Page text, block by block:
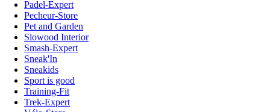
Padel-Expert
Pecheur-Store
Pet and Garden
Slowood Interior
Smash-Expert
Sneak'In
Sneakids
Sport is good
Training-Fit
Trek-Expert